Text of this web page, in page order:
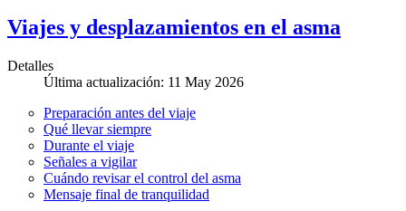
Viajes y desplazamientos en el asma
Detalles
Última actualización: 11 May 2026
Preparación antes del viaje
Qué llevar siempre
Durante el viaje
Señales a vigilar
Cuándo revisar el control del asma
Mensaje final de tranquilidad